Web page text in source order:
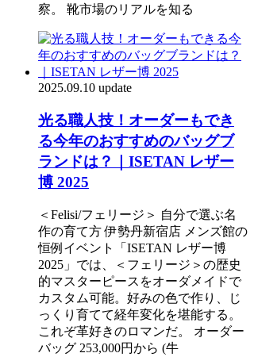
察。 靴市場のリアルを知る
2025.09.10 update
光る職人技！オーダーもでき
る今年のおすすめのバッグブ
ランドは？｜ISETAN レザー
博 2025
＜Felisi/フェリージ＞ 自分で選ぶ名
作の育て方 伊勢丹新宿店 メンズ館の
恒例イベント「ISETAN レザー博
2025」では、＜フェリージ＞の歴史
的マスターピースをオーダメイドで
カスタム可能。好みの色で作り、じ
っくり育てて経年変化を堪能する。
これぞ革好きのロマンだ。 オーダー
バッグ 253,000円から (牛